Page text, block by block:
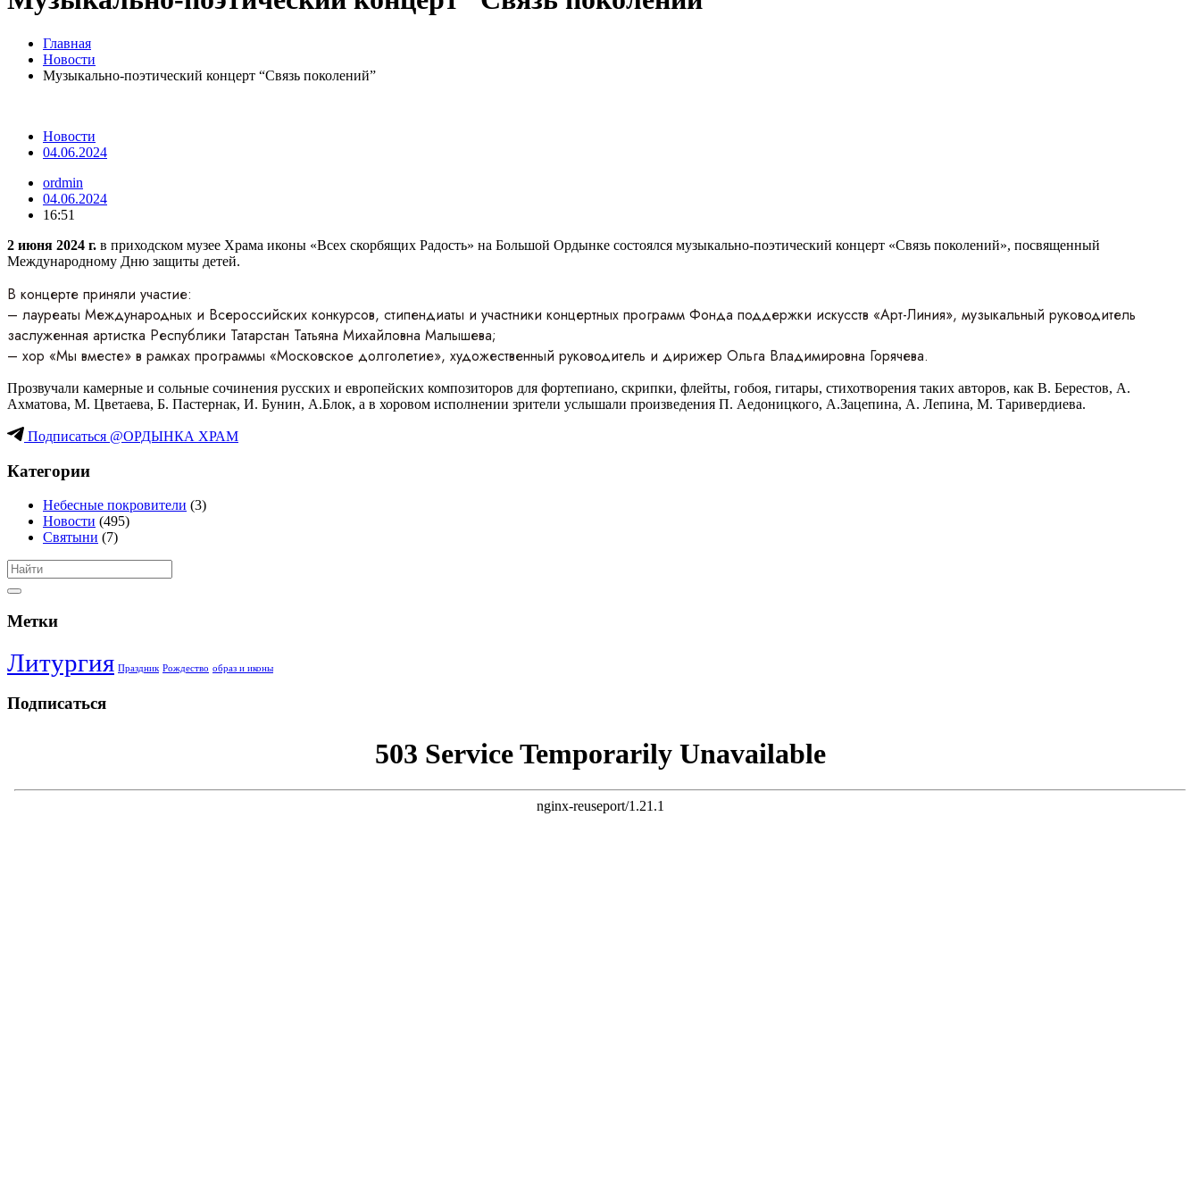
Главная
Новости
Музыкально-поэтический концерт “Связь поколений”
Новости
04.06.2024
ordmin
04.06.2024
16:51
2 июня 2024 г. в приходском музее Храма иконы «Всех скорбящих Радость» на Большой Ордынке состоялся музыкально-поэтический концерт «Связь поколений», посвященный
Международному Дню защиты детей.
В концерте приняли участие:
– лауреаты Международных и Всероссийских конкурсов, стипендиаты и участники концертных программ Фонда поддержки искусств «Арт-Линия», музыкальный руководитель
заслуженная артистка Республики Татарстан Татьяна Михайловна Малышева;
– хор «Мы вместе» в рамках программы «Московское долголетие», художественный руководитель и дирижер Ольга Владимировна Горячева.
Прозвучали камерные и сольные сочинения русских и европейских композиторов для фортепиано, скрипки, флейты, гобоя, гитары, стихотворения таких авторов, как В. Берестов, А.
Ахматова, М. Цветаева, Б. Пастернак, И. Бунин, А.Блок, а в хоровом исполнении зрители услышали произведения П. Аедоницкого, А.Зацепина, А. Лепина, М. Таривердиева.
Подписаться @ОРДЫНКА ХРАМ
Категории
Небесные покровители (3)
Новости (495)
Святыни (7)
Метки
Литургия Праздник Рождество образ и иконы
Подписаться